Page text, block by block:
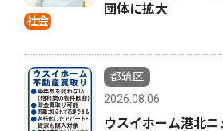
社会
団体に拡大
都筑区
2026.08.06
ウスイホーム港北